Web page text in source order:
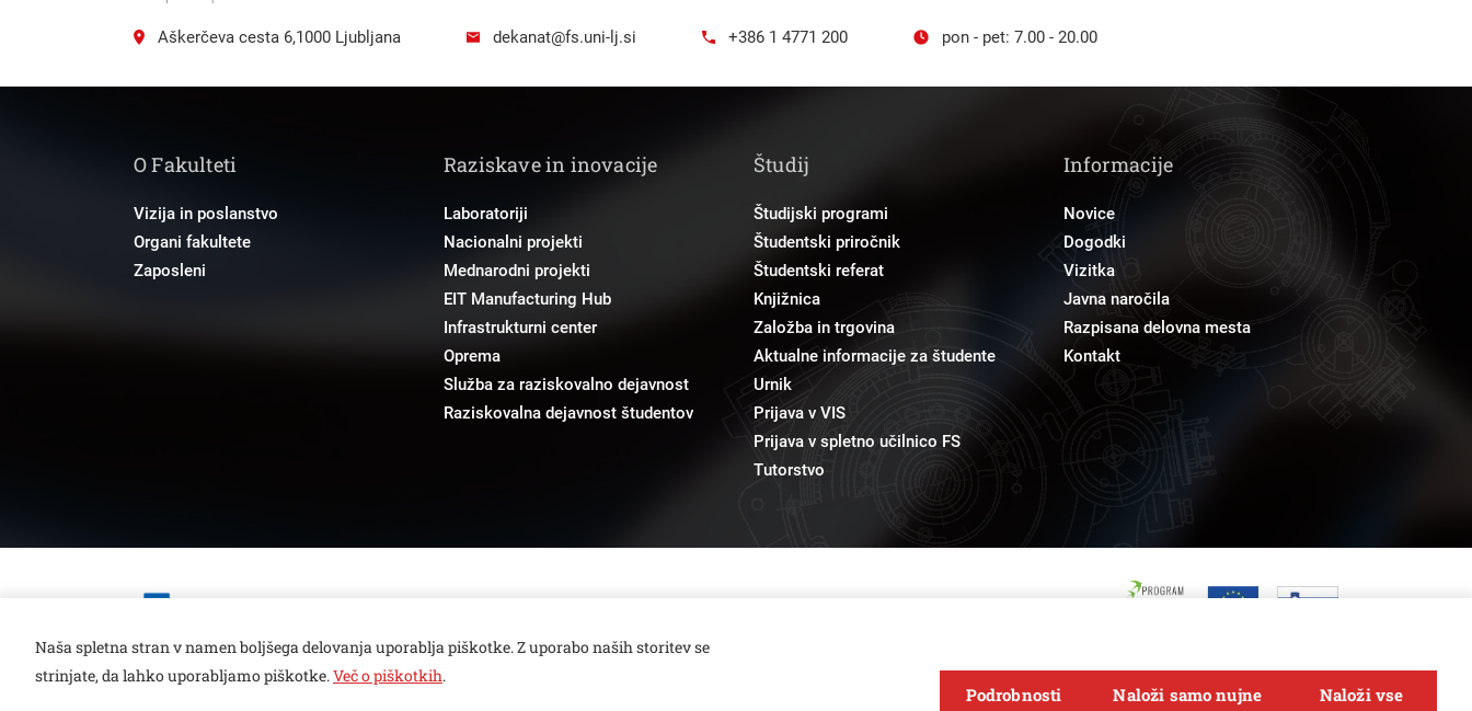
Aškerčeva cesta 6,1000 Ljubljana dekanat@fs.uni-lj.si +386 1 4771 200 pon - pet: 7.00 - 20.00
O Fakulteti
Vizija in poslanstvo
Organi fakultete
Zaposleni
Raziskave in inovacije
Laboratoriji
Nacionalni projekti
Mednarodni projekti
EIT Manufacturing Hub
Infrastrukturni center
Oprema
Služba za raziskovalno dejavnost
Raziskovalna dejavnost študentov
Študij
Študijski programi
Študentski priročnik
Študentski referat
Knjižnica
Založba in trgovina
Aktualne informacije za študente
Urnik
Prijava v VIS
Prijava v spletno učilnico FS
Tutorstvo
Informacije
Novice
Dogodki
Vizitka
Javna naročila
Razpisana delovna mesta
Kontakt
Naša spletna stran v namen boljšega delovanja uporablja piškotke. Z uporabo naših storitev se
strinjate, da lahko uporabljamo piškotke.Več o piškotkih.
Podrobnosti Naloži samo nujne Naloži vse